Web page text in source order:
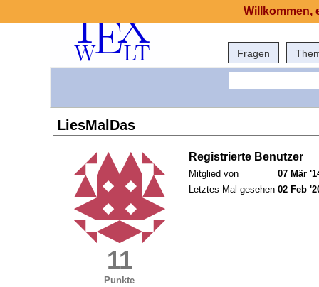
Fragen
LiesMalDas
11
Punkte
Registrierte Benutzer
Mitglied von
07 Mär
Letztes Mal gesehen 02 Feb
Willkommen,